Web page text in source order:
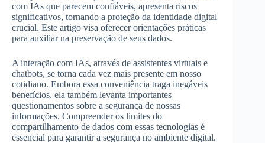
com IAs que parecem confiáveis, apresenta riscos
significativos, tornando a proteção da identidade digital
crucial. Este artigo visa oferecer orientações práticas
para auxiliar na preservação de seus dados.
A interação com IAs, através de assistentes virtuais e
chatbots, se torna cada vez mais presente em nosso
cotidiano. Embora essa conveniência traga inegáveis
benefícios, ela também levanta importantes
questionamentos sobre a segurança de nossas
informações. Compreender os limites do
compartilhamento de dados com essas tecnologias é
essencial para garantir a segurança no ambiente digital.